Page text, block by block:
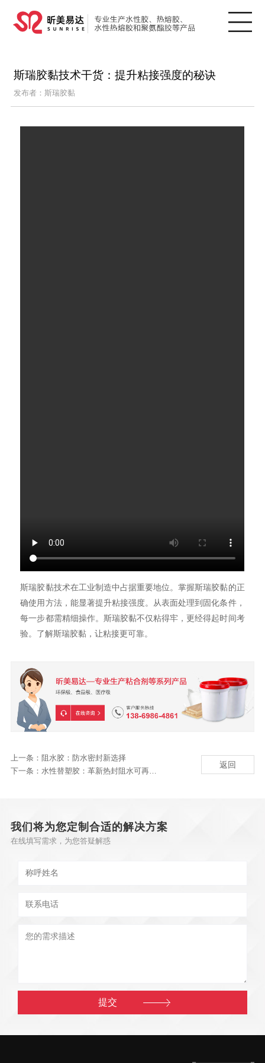
斯瑞胶黏技术干货：提升粘接强度的秘诀
发布者：斯瑞胶黏
斯瑞胶黏技术在工业制造中占据重要地位。掌握斯瑞胶黏的正
确使用方法，能显著提升粘接强度。从表面处理到固化条件，
每一步都需精细操作。斯瑞胶黏不仅粘得牢，更经得起时间考
验。了解斯瑞胶黏，让粘接更可靠。
上一条： 阻水胶：防水密封新选择
下一条： 水性替塑胶：革新热封阻水可再浆技术
返回
我们将为您定制合适的解决方案
在线填写需求，为您答疑解惑